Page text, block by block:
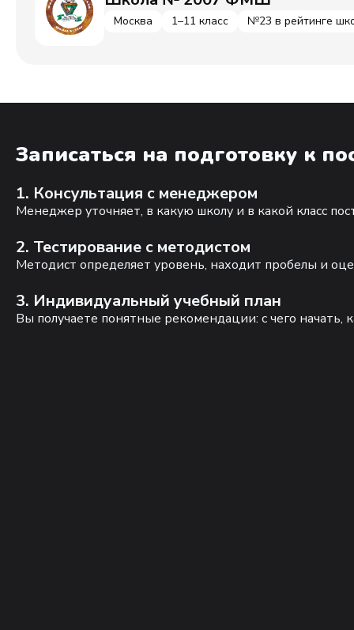
Москва 1–11 класс №23 в рейтинге
Записаться на подготовку к
1. Консультация с менеджером
Менеджер уточняет, в какую школу и в какой класс
2. Тестирование с методистом
Методист определяет уровень, находит пробелы и
3. Индивидуальный учебный план
Вы получаете понятные рекомендации: с чего начать,